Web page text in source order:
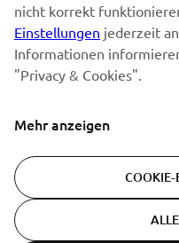
Lesen Sie unsere
Ihre persönlichen Daten
Switzerland (German)
© Copyright - 2026 Yamaha
Reserved
nicht korrekt
Einstellungen jederzeit
Informationen
"Privacy & Cookies".
Mehr anzeigen
COOKIE-